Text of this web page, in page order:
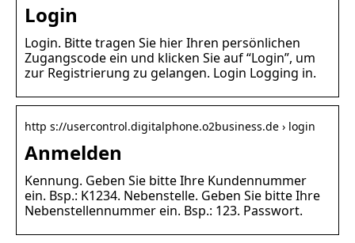
Login
Login. Bitte tragen Sie hier Ihren persönlichen
Zugangscode ein und klicken Sie auf “Login”, um
zur Registrierung zu gelangen. Login Logging in.
http s://usercontrol.digitalphone.o2business.de › login
Anmelden
Kennung. Geben Sie bitte Ihre Kundennummer
ein. Bsp.: K1234. Nebenstelle. Geben Sie bitte Ihre
Nebenstellennummer ein. Bsp.: 123. Passwort.